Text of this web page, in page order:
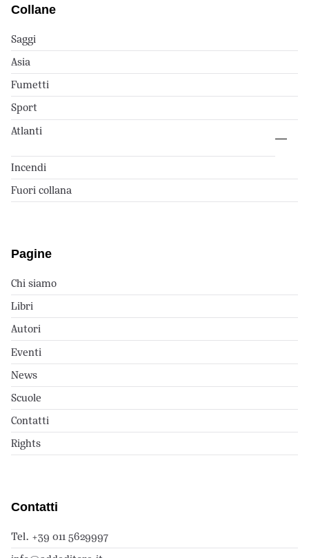
Collane
Saggi
Asia
Fumetti
Sport
Atlanti
Incendi
Fuori collana
Pagine
Chi siamo
Libri
Autori
Eventi
News
Scuole
Contatti
Rights
Contatti
Tel. +39 011 5629997